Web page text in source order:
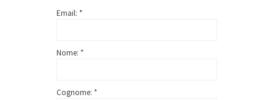
Email: *
Nome: *
Cognome: *